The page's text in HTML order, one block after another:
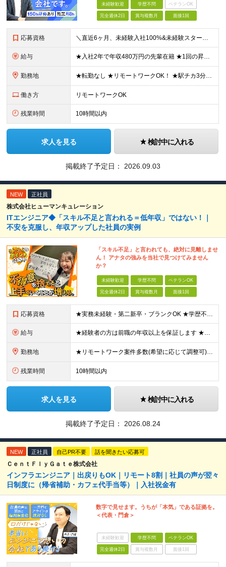
未経験歓迎 学歴不問 ベテランOK
完全週休2日 賞与複数月 面接1回
応募資格 ＼直近6ヶ月、未経験入社100%&未経験スタート95%／ ★未経験歓迎！ITに興味のある方大歓迎◎ ◆経験・学歴不問 ◆32歳以下の方（若年層のキャリア形成を図るため） ≪こんな方に向いています≫
給与 ★入社2年で年収480万円の先輩在籍 ★1回の昇給で3～5万円UPした実績あり ★初年度想定年収250～600万円 月給20万5000円～50万円＋決算賞与＋各種手当 ※みなし残業代はございません
勤務地 ★転勤なし ★リモートワークOK！ ★駅チカ3分のオフィス勤務 大阪本社、大阪府内などの各プロジェクト先の いずれかにて勤務していただきます。 ※ご自宅からの居住地を考慮して、配属先を決定いたします
働き方 リモートワークOK
残業時間 10時間以内
求人を見る 検討中に入れる
掲載終了予定日： 2026.09.03
NEW 正社員
株式会社ヒューマンキュレーション
ITエンジニア◆「スキル不足と言われる＝低年収」ではない！｜
不安を克服し、年収アップした社員の実例
「スキル不足」と言われても、絶対に見離しませ
ん！ アナタの強みを当社で見つけてみません
か？
未経験歓迎 学歴不問 ベテランOK
完全週休2日 賞与複数月 面接1回
応募資格 ★実務未経験・第二新卒・ブランクOK ★学歴不問 学校やスクール、職業訓練などで学んだことがあるというレベルの若手から、豊富な経験があるベテランまで、幅広い層の方とまずはお話したいと考えています。また
給与 ★経験者の方は前職の年収以上を保証します ★案件単価を開示した上で80％以上を還元します 月給25万円以上＋賞与年2回 ※経験や能力を考慮の上で優遇します ※試用期間が3ヶ月(その間の給与・待遇・雇
勤務地 ★リモートワーク案件多数(希望に応じて調整可) ★勤務地は希望を考慮します ★転勤はありません ★U・Iターンも歓迎です！ 関西エリア(大阪・兵庫・京都・滋賀・奈良・和歌山)の取引先、または本社での
残業時間 10時間以内
求人を見る 検討中に入れる
掲載終了予定日： 2026.08.24
NEW 正社員 自己PR不要 話を聞きたい応募可
ＣｅｎｔＦｌｙＧａｔｅ株式会社
インフラエンジニア｜出戻りもOK｜リモート8割｜社員の声が翌々
日制度に（帰省補助・カフェ代手当等）｜入社祝金有
数字で見せます。うちが「本気」である証拠を。
＜代表・門倉＞
未経験歓迎 学歴不問 ベテランOK
完全週休2日 賞与複数月 面接1回